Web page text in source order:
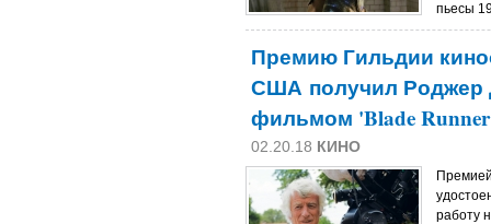
пьесы
Премию Гильдии
США получил Роджер
фильмом 'Blade
02.20.18 КИНО
работу